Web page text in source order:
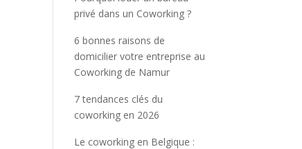
privé dans un Coworking ?
6 bonnes raisons de
domicilier votre entreprise au
Coworking de Namur
7 tendances clés du
coworking en 2026
Le coworking en Belgique :